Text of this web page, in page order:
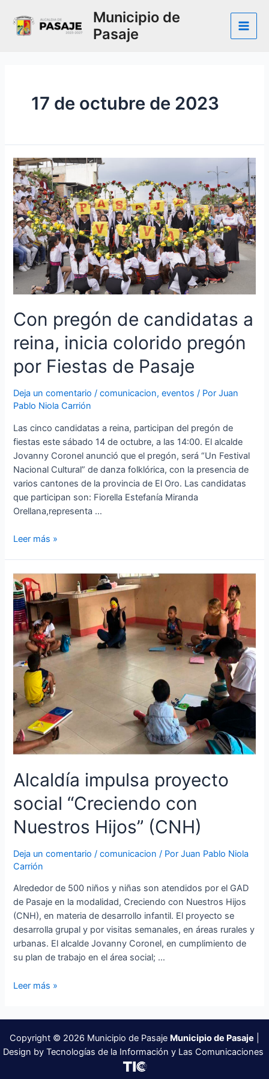
contenido
Municipio de
Pasaje
Main
17 de octubre de 2023
Con pregón de candidatas a
reina, inicia colorido pregón
por Fiestas de Pasaje
Deja un comentario /comunicacion,eventos / PorJuan
Pablo Niola Carrión
Las cinco candidatas a reina, participan del pregón de
fiestas este sábado 14 de octubre, a las 14:00. El alcalde
Jovanny Coronel anunció que el pregón, será “Un Festival
Nacional Cultural” de danza folklórica, con la presencia de
varios cantones de la provincia de El Oro. Las candidatas
que participan son: Fiorella Estefanía Miranda
Orellana,representa …
Con
candidatas
a
reina,
inicia
colorido
pregón
por
Fiestas
de
Pasaje
Leer más »
Alcaldía impulsa proyecto
social “Creciendo con
Nuestros Hijos” (CNH)
Deja un comentario /comunicacion / PorJuan Pablo Niola
Carrión
Alrededor de 500 niños y niñas son atendidos por el GAD
de Pasaje en la modalidad, Creciendo con Nuestros Hijos
(CNH), en materia de desarrollo infantil. El proyecto se
desarrolla grupal y por visitas semanales, en áreas rurales y
urbanas. El alcalde Jovanny Coronel, en cumplimiento de
su plan de trabajo en el área social; …
Alcaldía
“Creciendo
con
Leer más »
Copyright © 2026 Municipio de Pasaje Municipio de Pasaje
Design by Tecnologías de la Información y Las Comunicaciones